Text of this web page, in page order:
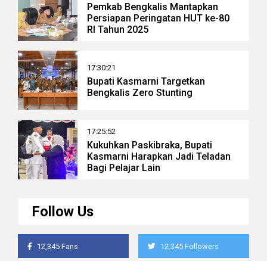
Pemkab Bengkalis Mantapkan
Persiapan Peringatan HUT ke-80
RI Tahun 2025
17:30:21
Bupati Kasmarni Targetkan
Bengkalis Zero Stunting
17:25:52
Kukuhkan Paskibraka, Bupati
Kasmarni Harapkan Jadi Teladan
Bagi Pelajar Lain
Follow Us
12,345 Fans 12,345 Followers